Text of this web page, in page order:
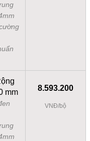
mm
8.593.200
VNĐ/bộ